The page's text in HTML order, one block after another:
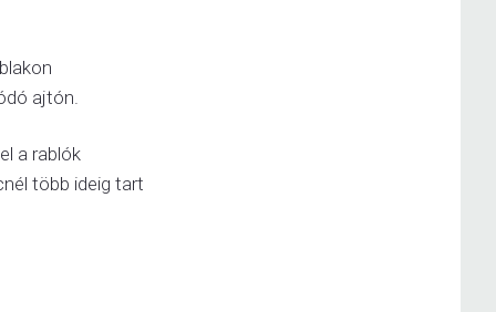
ajtón.
a rablók
több ideig tart